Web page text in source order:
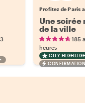
3
Profitez de Paris
Une soirée
de la ville
185
heures
CITY